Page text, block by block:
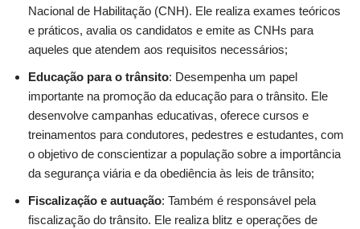
Nacional de Habilitação (CNH). Ele realiza exames teóricos
e práticos, avalia os candidatos e emite as CNHs para
aqueles que atendem aos requisitos necessários;
Educação para o trânsito: Desempenha um papel
importante na promoção da educação para o trânsito. Ele
desenvolve campanhas educativas, oferece cursos e
treinamentos para condutores, pedestres e estudantes, com
o objetivo de conscientizar a população sobre a importância
da segurança viária e da obediência às leis de trânsito;
Fiscalização e autuação: Também é responsável pela
fiscalização do trânsito. Ele realiza blitz e operações de